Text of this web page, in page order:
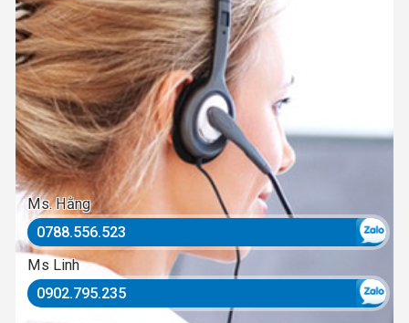
Ms. Hằng
0788.556.523
Ms Linh
0902.795.235